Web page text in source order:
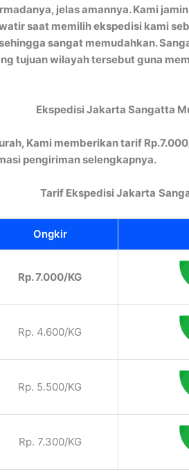
jelas amannya. Kami
saat memilih ekspedisi kami
sangat memudahkan.
tujuan wilayah tersebut guna
Ekspedisi Jakarta Sangatta
Kami memberikan tarif
pengiriman selengkapnya.
Tarif Ekspedisi Jakarta
Ongkir
Rp. 7.000/KG
Rp. 4.600/KG
Rp. 5.500/KG
Rp. 7.300/KG